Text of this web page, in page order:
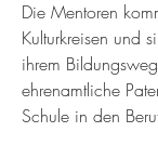
Die Mentoren
Kulturkreisen und
ihrem
ehrenamtliche
Schule in den